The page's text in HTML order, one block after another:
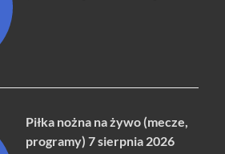
Piłka nożna na żywo (mecze,
programy) 7 sierpnia 2026